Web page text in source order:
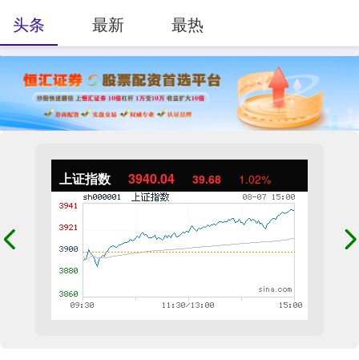
上证指数 3940.04 39.68 1.02%
头条 最新 最热